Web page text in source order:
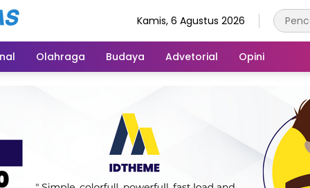
Kamis, 6 Agustus 2026
Olahraga Budaya Advetorial Opini